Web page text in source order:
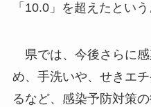
「10.0」を超えたという
県では、今後さらに
め、手洗いや、せきエ
るなど、感染予防対策